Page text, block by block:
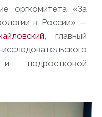
оргкомитета «За
в России» —
, главный
подростковой